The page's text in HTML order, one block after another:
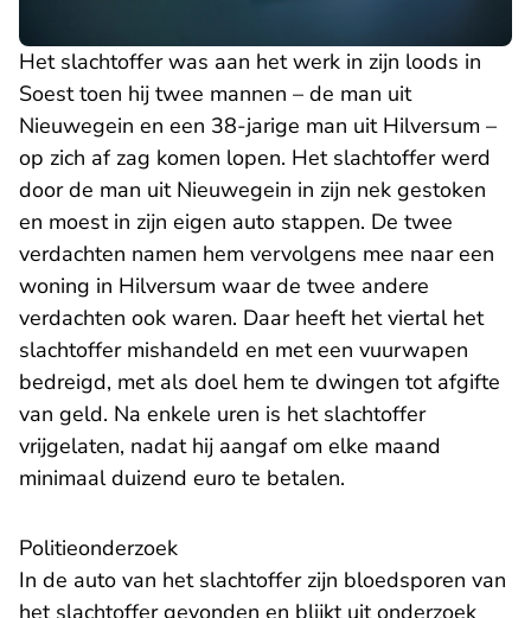
Het slachtoffer was aan het werk in zijn loods in
Soest toen hij twee mannen – de man uit
Nieuwegein en een 38-jarige man uit Hilversum –
op zich af zag komen lopen. Het slachtoffer werd
door de man uit Nieuwegein in zijn nek gestoken
en moest in zijn eigen auto stappen. De twee
verdachten namen hem vervolgens mee naar een
woning in Hilversum waar de twee andere
verdachten ook waren. Daar heeft het viertal het
slachtoffer mishandeld en met een vuurwapen
bedreigd, met als doel hem te dwingen tot afgifte
van geld. Na enkele uren is het slachtoffer
vrijgelaten, nadat hij aangaf om elke maand
minimaal duizend euro te betalen.
Politieonderzoek
In de auto van het slachtoffer zijn bloedsporen van
het slachtoffer gevonden en blijkt uit onderzoek